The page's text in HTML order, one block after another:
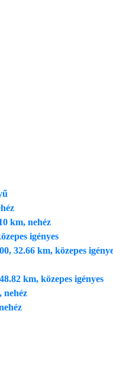
km, nehéz
igényes
32.66 km, közepes
km, közepes igényes
nehéz